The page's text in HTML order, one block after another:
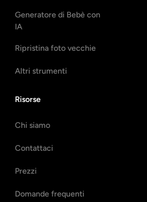
Generatore di Bebè con
IA
Ripristina foto vecchie
Altri strumenti
Risorse
Chi siamo
Contattaci
Prezzi
Domande frequenti